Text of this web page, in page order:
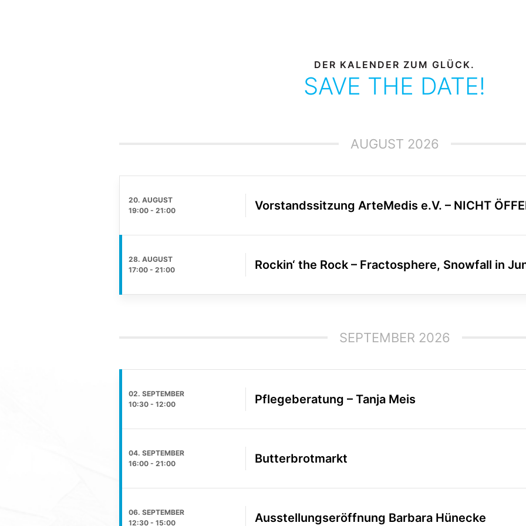
DER KALENDER ZUM GLÜCK.
SAVE THE DATE!
AUGUST 2026
20. AUGUST
19:00- 21:00 Vorstandssitzung ArteMedis e.V. – NICHT
28. AUGUST
17:00- 21:00 Rockin‘ the Rock – Fractosphere, Snowfall in
SEPTEMBER 2026
02. SEPTEMBER
10:30- 12:00 Pflegeberatung – Tanja Meis
04. SEPTEMBER
16:00- 21:00 Butterbrotmarkt
06. SEPTEMBER
12:30- 15:00 Ausstellungseröffnung Barbara Hünecke